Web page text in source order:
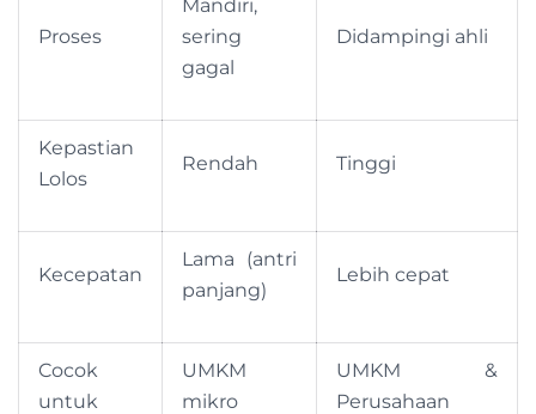
Proses
Mandiri,
sering
gagal
Didampingi ahli
Kepastian
Lolos
Rendah Tinggi
Kecepatan
Lama (antri
panjang)
Lebih cepat
Cocok
untuk
UMKM
mikro
UMKM &
Perusahaan